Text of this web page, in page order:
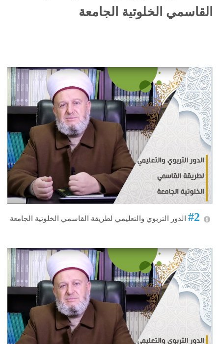
القاسمي الخلوتية الجامعة
#2 الدور التربوي والتعليمي لطريقة القاسمي الخلوتية الجامعة